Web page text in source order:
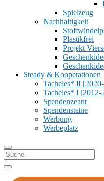
Spielzeug
Nachhaltigkeit
Plastikfrei
Projekt
Steady & Kooperationen
Tacheles* II
Tacheles* I [2012-
Spendenzehnt
Spendensteine
Werbung
Werbeplatz